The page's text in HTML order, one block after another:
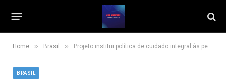
Home » Brasil » Projeto institui política de cuidado integral às pessoas com neuralgia do trigêmeo
BRASIL